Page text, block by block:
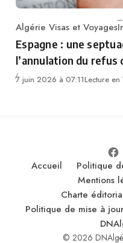
Category
Algérie Visas et Voyages
Espagne : une
l’annulation du refus
7 juin 2026 à 07:11Lecture en
Accueil Politique
Mentions
Charte
Politique de mise à
© 2026